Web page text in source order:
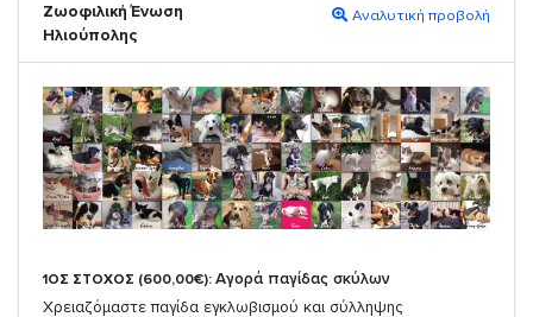
Ζωοφιλική Ένωση
Ηλιούπολης
Αναλυτική προβολή
1ΟΣ ΣΤΟΧΟΣ (600,00€): Αγορά παγίδας σκύλων
Χρειαζόμαστε παγίδα εγκλωβισμού και σύλληψης